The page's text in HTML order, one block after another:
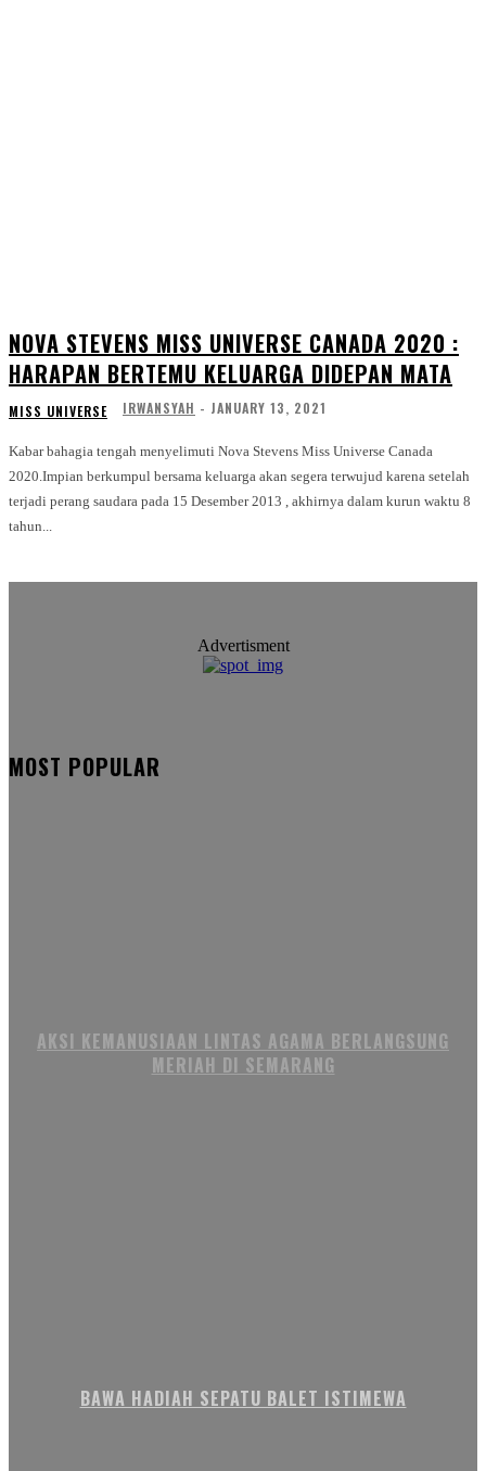
NOVA STEVENS MISS UNIVERSE CANADA 2020 :
HARAPAN BERTEMU KELUARGA DIDEPAN MATA
MISS UNIVERSE IRWANSYAH - JANUARY 13, 2021
Kabar bahagia tengah menyelimuti Nova Stevens Miss Universe Canada
2020.Impian berkumpul bersama keluarga akan segera terwujud karena setelah
terjadi perang saudara pada 15 Desember 2013 , akhirnya dalam kurun waktu 8
tahun...
Advertisment
MOST POPULAR
AKSI KEMANUSIAAN LINTAS AGAMA BERLANGSUNG
MERIAH DI SEMARANG
BAWA HADIAH SEPATU BALET ISTIMEWA